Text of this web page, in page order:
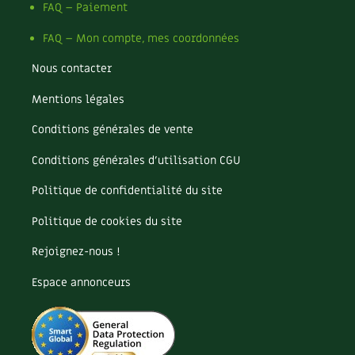
Soins et cosmétiques au naturel
Société et alternatives
Autonomie
Enfants
Archives
FAQ – Paiement
FAQ – Mon compte, mes coordonnées
Nous contacter
Mentions légales
Conditions générales de vente
Conditions générales d’utilisation CGU
Politique de confidentialité du site
Politique de cookies du site
Rejoignez-nous !
Espace annonceurs